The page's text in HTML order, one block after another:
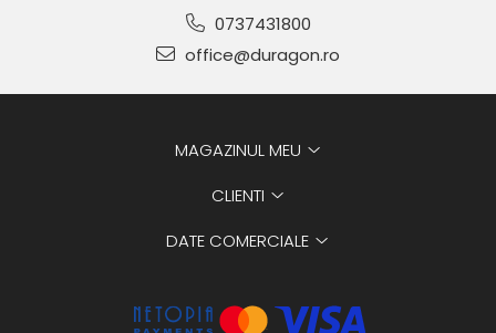
0737431800
office@duragon.ro
MAGAZINUL MEU
CLIENTI
DATE COMERCIALE